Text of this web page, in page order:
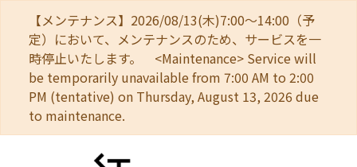
【メンテナンス】2026/08/13(木)7:00～14:00（予
定）において、メンテナンスのため、サービスを一
時停止いたします。 <Maintenance> Service will
be temporarily unavailable from 7:00 AM to 2:00
PM (tentative) on Thursday, August 13, 2026 due
to maintenance.